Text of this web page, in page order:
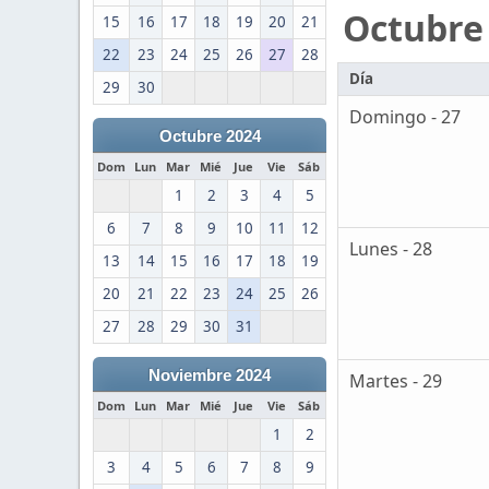
15
16 17 18 19 20
21
22
23 24 25 26 27
28
29
30
Octubre 2024
Dom Lun Mar Mié Jue Vie Sáb
1 2 3 4
5
6
7 8 9 10 11
12
13
14 15 16 17 18
19
20
21 22 23 24 25
26
27
28 29 30 31
Noviembre 2024
Dom Lun Mar Mié Jue Vie Sáb
1
2
3
4 5 6 7 8
9
Octubre
Día
Domingo - 27
Lunes - 28
Martes - 29